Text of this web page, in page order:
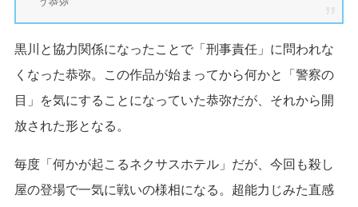
黒川と協力関係になったことで「刑事責任」に問われな
くなった恭弥。この作品が始まってから何かと「警察の
目」を気にすることになっていた恭弥だが、それから開
放された形となる。
毎度「何かが起こるネクサスホテル」だが、今回も殺し
屋の登場で一気に戦いの様相になる。超能力じみた直感